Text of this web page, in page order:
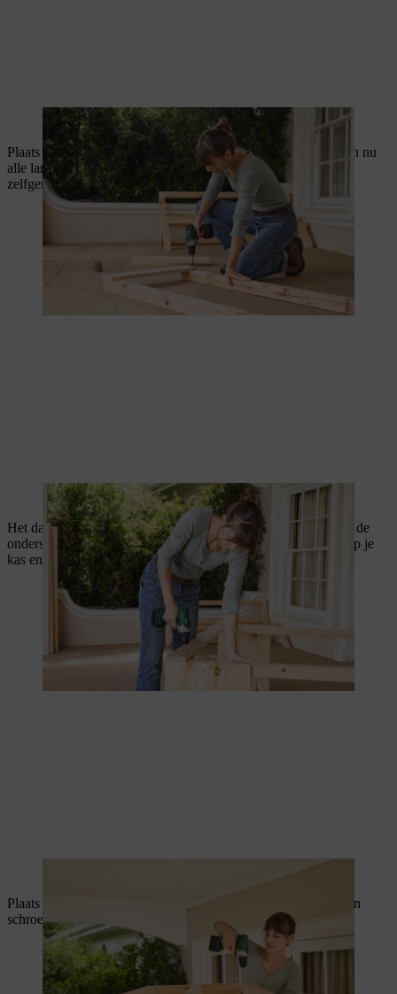
De twee zijdelen worden vastgeschroefd.
Plaats de zijdelen rechtop en leg de lange lat op de rand. Je kan nu
alle lange latten zo vastschroeven dat ze de zijwanden van je
zelfgemaakte tomatenkas verbinden.
De zijdelen moeten nu met elkaar worden verbonden.
Het dak van je zelfgemaakte tomatenkas ontbreekt nog. Plaats de
onderste dakconstructie uit stap 1 met behulp van een ladder op je
kas en schroef hem vast.
Plaats nu ook de bovenste dakconstructie uit stap 2 op je kas en
schroef hem vast.